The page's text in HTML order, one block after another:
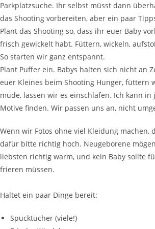
Parkplatzsuche. Ihr selbst müsst dann
das Shooting vorbereiten, aber ein paar
Plant das Shooting so, dass ihr euer Baby
frisch gewickelt habt. Füttern, wickeln,
So starten wir ganz entspannt.
Plant Puffer ein. Babys halten sich nicht an
euer Kleines beim Shooting Hunger, füttern
müde, lassen wir es einschlafen. Ich kann in
Motive finden. Wir passen uns an, nicht
Wenn wir Fotos ohne viel Kleidung machen,
dafür bitte richtig hoch. Neugeborene
liebsten richtig warm, und kein Baby sollte
frieren müssen.
Haltet ein paar Dinge bereit:
Spucktücher (viele!)